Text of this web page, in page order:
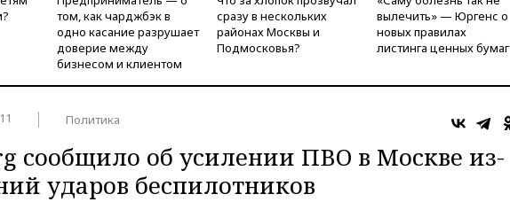
том, как чарджбэк в
одно касание разрушает
доверие между
бизнесом и клиентом
сразу в нескольких
районах Москвы и
Подмосковья?
вылечить» — Юргенс о
новых правилах
листинга ценных бумаг
Политика
сообщило об усилении ПВО в Москве из-
ударов беспилотников